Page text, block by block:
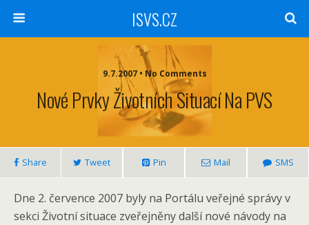
ISVS.CZ
9.7.2007 • No Comments
Nové Prvky Životních Situací Na PVS
Share Tweet Pin Mail SMS
Dne 2. července 2007 byly na Portálu veřejné správy v
sekci Životní situace zveřejněny další nové návody na